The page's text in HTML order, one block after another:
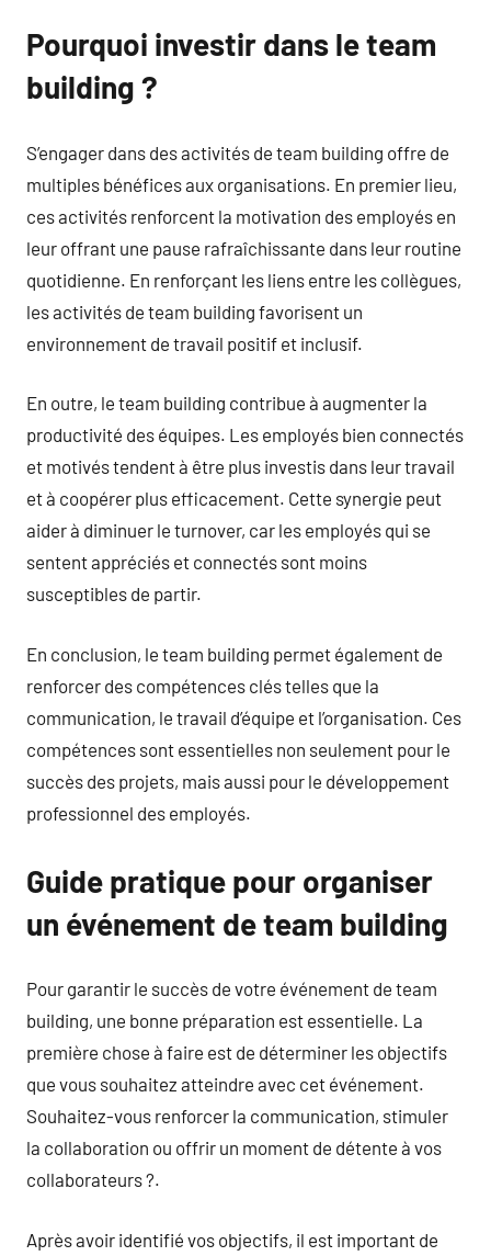
Pourquoi investir dans le team
building ?
S’engager dans des activités de team building offre de
multiples bénéfices aux organisations. En premier lieu,
ces activités renforcent la motivation des employés en
leur offrant une pause rafraîchissante dans leur routine
quotidienne. En renforçant les liens entre les collègues,
les activités de team building favorisent un
environnement de travail positif et inclusif.
En outre, le team building contribue à augmenter la
productivité des équipes. Les employés bien connectés
et motivés tendent à être plus investis dans leur travail
et à coopérer plus efficacement. Cette synergie peut
aider à diminuer le turnover, car les employés qui se
sentent appréciés et connectés sont moins
susceptibles de partir.
En conclusion, le team building permet également de
renforcer des compétences clés telles que la
communication, le travail d’équipe et l’organisation. Ces
compétences sont essentielles non seulement pour le
succès des projets, mais aussi pour le développement
professionnel des employés.
Guide pratique pour organiser
un événement de team building
Pour garantir le succès de votre événement de team
building, une bonne préparation est essentielle. La
première chose à faire est de déterminer les objectifs
que vous souhaitez atteindre avec cet événement.
Souhaitez-vous renforcer la communication, stimuler
la collaboration ou offrir un moment de détente à vos
collaborateurs ?.
Après avoir identifié vos objectifs, il est important de